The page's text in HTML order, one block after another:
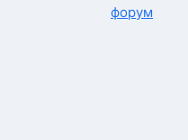
форум